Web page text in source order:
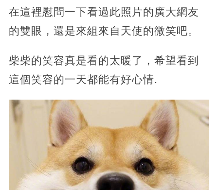
在這裡慰問一下看過此照片的廣大網友
的雙眼，還是來組來自天使的微笑吧。
柴柴的笑容真是看的太暖了，希望看到
這個笑容的一天都能有好心情.